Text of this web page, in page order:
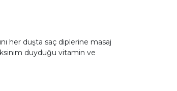
her duşta saç diplerine masaj
duyduğu vitamin ve